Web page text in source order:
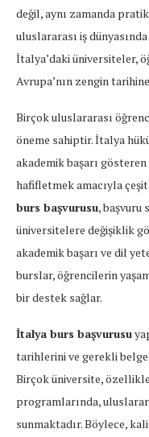
değil, aynı zamanda
uluslararası iş
İtalya’daki üniversiteler,
Avrupa’nın zengin
Birçok uluslararası
öneme sahiptir. İtalya
akademik başarı
hafifletmek amacıyla
burs başvurusu, başvuru
üniversitelere değişiklik
akademik başarı ve dil
burslar, öğrencilerin
bir destek sağlar.
İtalya burs başvurusu
tarihlerini ve gerekli
Birçok üniversite,
programlarında,
sunmaktadır. Böylece,